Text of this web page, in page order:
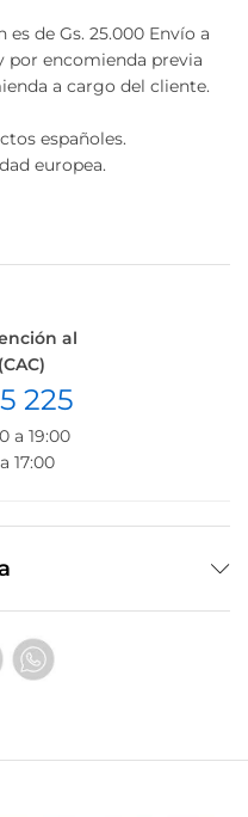
de Gs. 25.000 Envío a
por encomienda previa
a cargo del cliente.
españoles.
europea.
al
225
a 19:00
17:00